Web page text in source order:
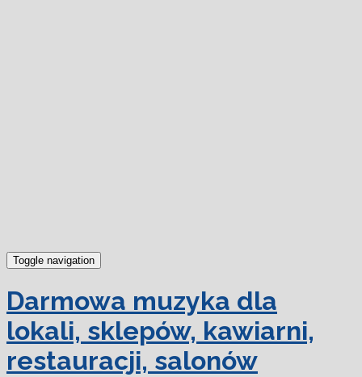
Toggle navigation
Darmowa muzyka dla
lokali, sklepów, kawiarni,
restauracji, salonów